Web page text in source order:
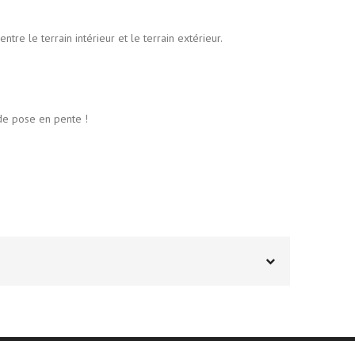
le terrain intérieur et le terrain extérieur.
pose en pente !